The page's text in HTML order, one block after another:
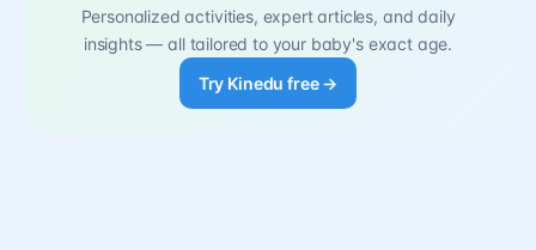
Personalized activities, expert articles, and daily
insights — all tailored to your baby's exact age.
Try Kinedu free →